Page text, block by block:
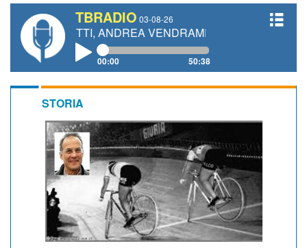
TBRADIO 03-08-26
ANDREA VENDRAME, FILIPPO FIORELLI
00:00 50:38
STORIA